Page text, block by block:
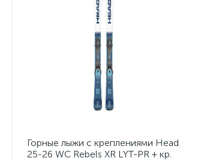
Горные лыжи с креплениями Head
25-26 WC Rebels XR LYT-PR + кр.